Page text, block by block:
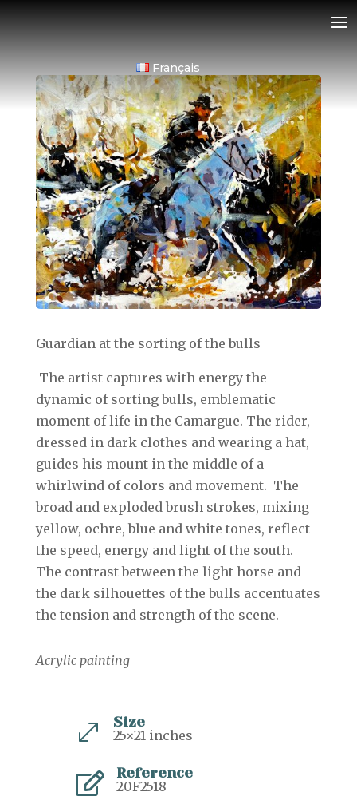
Français
Guardian at the sorting of the bulls
The artist captures with energy the
dynamic of sorting bulls, emblematic
moment of life in the Camargue. The rider,
dressed in dark clothes and wearing a hat,
guides his mount in the middle of a
whirlwind of colors and movement. The
broad and exploded brush strokes, mixing
yellow, ochre, blue and white tones, reflect
the speed, energy and light of the south.
The contrast between the light horse and
the dark silhouettes of the bulls accentuates
the tension and strength of the scene.
Acrylic painting
.
Size
25×21 inches

Reference
20F2518